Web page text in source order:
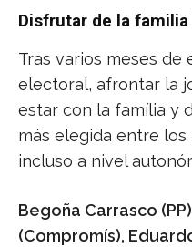
Disfrutar de la
Tras varios meses de
electoral, afrontar la
estar con la família y
más elegida entre
incluso a nivel
Begoña Carrasco
(Compromís),